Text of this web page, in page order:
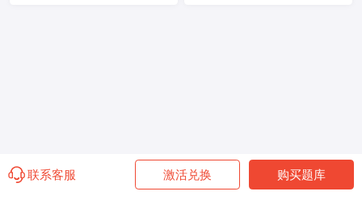
联系客服 激活兑换 购买题库